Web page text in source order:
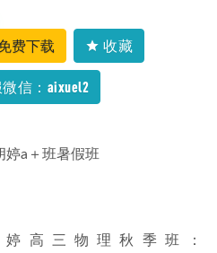
费下载 收藏
信：aixuel2
婷a＋班暑假班
高三物理秋季班：
课教程